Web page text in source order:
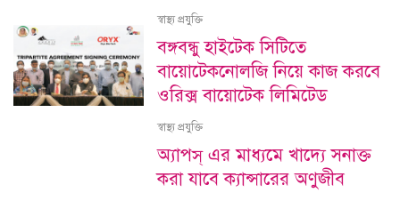
স্বাস্থ্য প্রযুক্তি
বঙ্গবন্ধু হাইটেক সিটিতে
বায়োটেকনোলজি নিয়ে কাজ করবে
ওরিক্স বায়োটেক লিমিটেড
স্বাস্থ্য প্রযুক্তি
অ্যাপস্ এর মাধ্যমে খাদ্যে সনাক্ত
করা যাবে ক্যান্সারের অণুজীব